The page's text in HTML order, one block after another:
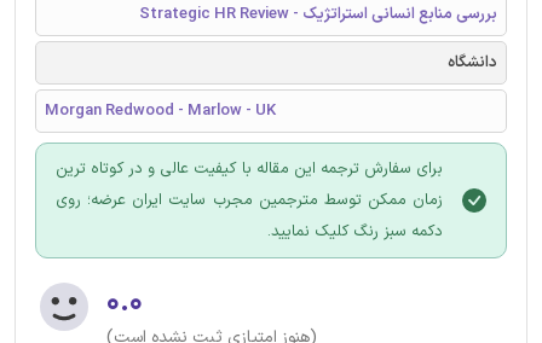
بررسی منابع انسانی استراتژیک - Strategic HR Review
دانشگاه
Morgan Redwood - Marlow - UK
برای سفارش ترجمه این مقاله با کیفیت عالی و در کوتاه ترین
زمان ممکن توسط مترجمین مجرب سایت ایران عرضه؛ روی
دکمه سبز رنگ کلیک نمایید.
۰.۰
(هنوز امتیازی ثبت نشده است)